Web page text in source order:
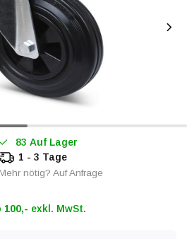
83 Auf Lager
1 - 3 Tage
nötig? Auf Anfrage
100,- exkl. MwSt.